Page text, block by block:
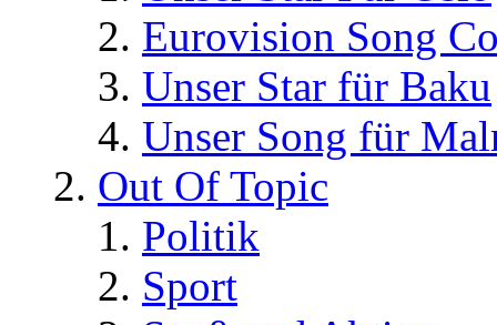
Eurovision Song
Unser Star für Baku
Unser Song für
Out Of Topic
Politik
Sport